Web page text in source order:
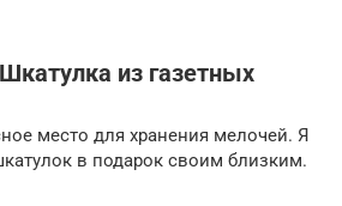
из газетных
место для хранения мелочей. Я
в подарок своим близким.